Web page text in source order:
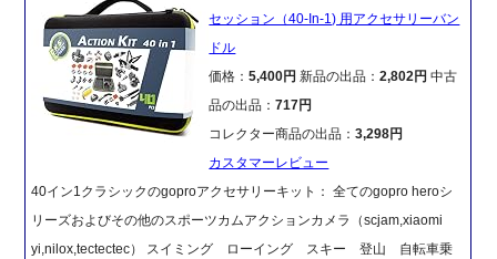
セッション（40-In-1) 用アクセサリーバン
ドル
価格：5,400円新品の出品：2,802円 中古
品の出品：717円
コレクター商品の出品：3,298円
カスタマーレビュー
40イン1クラシックのgoproアクセサリーキット： 全てのgopro heroシ
リーズおよびその他のスポーツカムアクションカメラ（scjam,xiaomi
yi,nilox,tectectec） スイミング ローイング スキー 登山 自転車乗